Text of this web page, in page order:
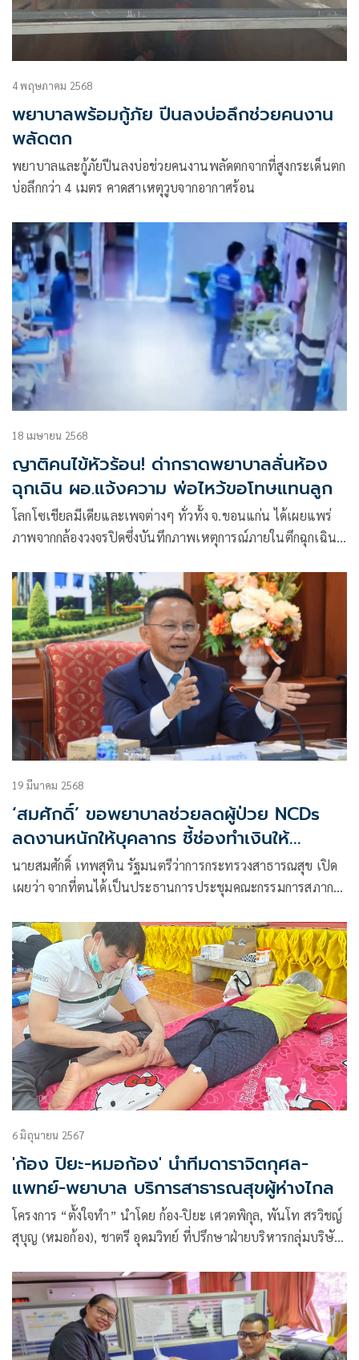
4 พฤษภาคม 2568
พยาบาลพร้อมกู้ภัย ปีนลงบ่อลึกช่วยคนงาน
พลัดตก
พยาบาลและกู้ภัยปีนลงบ่อช่วยคนงานพลัดตกจากที่สูงกระเด็นตก
บ่อลึกกว่า 4 เมตร คาดสาเหตุวูบจากอากาศร้อน
18 เมษายน 2568
ญาติคนไข้หัวร้อน! ด่ากราดพยาบาลลั่นห้อง
ฉุกเฉิน ผอ.แจ้งความ พ่อไหว้ขอโทษแทนลูก
โลกโซเชียลมีเดียและเพจต่างๆ ทั่วทั้ง จ.ขอนแก่น ได้เผยแพร่
ภาพจากกล้องวงจรปิดซึ่งบันทึกภาพเหตุการณ์ภายในตึกฉุกเฉิน
19 มีนาคม 2568
‘สมศักดิ์’ ขอพยาบาลช่วยลดผู้ป่วย NCDs
ลดงานหนักให้บุคลากร ชี้ช่องทำเงินให้
พยาบาลวัยเกษียณ เป็นผู้ประกอบการเปิด
คลินิกนวดไทย
นายสมศักดิ์ เทพสุทิน รัฐมนตรีว่าการกระทรวงสาธารณสุข เปิด
เผยว่า จากที่ตนได้เป็นประธานการประชุมคณะกรรมการสภาการ
6 มิถุนายน 2567
'ก้อง ปิยะ-หมอก้อง' นำทีมดาราจิตกุศล-
แพทย์-พยาบาล บริการสาธารณสุขผู้ห่างไกล
โครงการ “ตั้งใจทำ” นำโดย ก้อง-ปิยะ เศวตพิกุล, พันโท สรวิชญ์
สุบุญ (หมอก้อง), ชาตรี อุดมวิทย์ ที่ปรึกษาฝ่ายบริหารกลุ่มบริษัท
เภสัชกร บุคลากรทางการแพทย์ ดารานักแสดงจิตกุศล